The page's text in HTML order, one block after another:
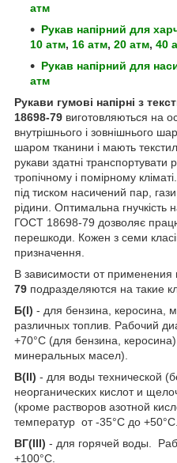
атм
Рукав напірний для
10 атм, 16 атм, 20 атм, 40
Рукав напірний для
атм
Рукави гумові напірні з
18698-79 виготовляються на
внутрішнього і зовнішнього
шаром тканини і мають
рукави здатні
тропічному і помірному
під тиском насичений пар,
рідини. Оптимальна гнучкість
ГОСТ 18698-79 дозволяє
перешкоди. Кожен з семи
призначення.
В зависимости от применения
79 подразделяются на такие
Б(I) - для бензина, керосина,
различных топлив. Рабочий
+70°С (для бензина,
минеральных масел).
В(II) - для воды технической
неорганических кислот и
(кроме растворов азотной
температур от -35°С до +50°С.
ВГ(III) - для горячей воды.
+100°С.